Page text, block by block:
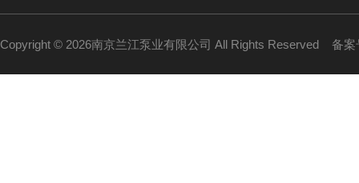
Copyright © 2026南京兰江泵业有限公司 All Rights Reserved 备案